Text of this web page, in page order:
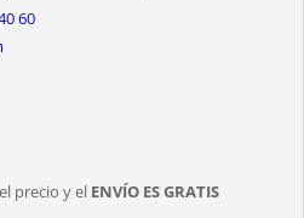
60
precio y el ENVÍO ES GRATIS